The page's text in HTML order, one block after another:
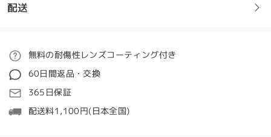
レビューを書く
フレームについてご質問がある場合は、以下からお問い合わせく
質問する
配送
ご注文
処理時間
5-7営業日
詳細
無料の耐傷性レンズコーティング付き
60日間返品・交換
365日保証
配送料1,100円(日本全国)